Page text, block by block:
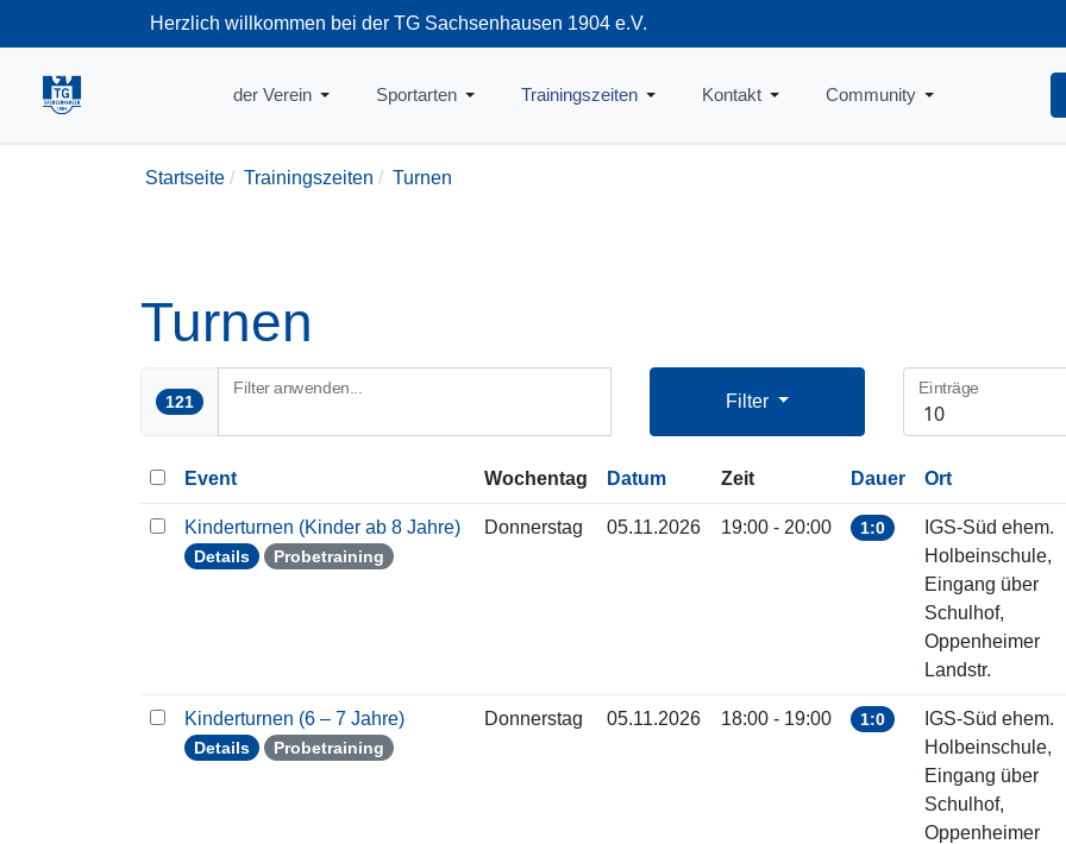
Herzlich willkommen bei der TG Sachsenhausen 1904 e.V.
+49-69-66374712
der Verein Sportarten Trainingszeiten Kontakt Community
Startseite Trainingszeiten Turnen
Turnen
121
Filter anwenden...
Filter
Einträge
Event Wochentag Datum Zeit Dauer Ort
Kinderturnen (Kinder ab 8 Jahre)
Details Probetraining
Donnerstag 05.11.2026 19:00 - 20:00 1:0
IGS-Süd ehem.
Holbeinschule,
Eingang über
Schulhof,
Oppenheimer
Landstr.
Kinderturnen (6 – 7 Jahre)
Details Probetraining
Donnerstag 05.11.2026 18:00 - 19:00 1:0
IGS-Süd ehem.
Holbeinschule,
Eingang über
Schulhof,
Oppenheimer